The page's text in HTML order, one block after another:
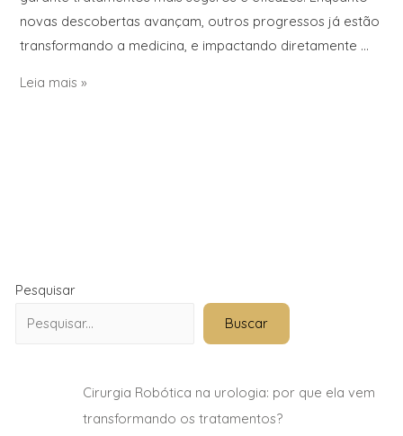
novas descobertas avançam, outros progressos já estão
transformando a medicina, e impactando diretamente …
Leia mais »
Pesquisar
Buscar
Cirurgia Robótica na urologia: por que ela vem
transformando os tratamentos?